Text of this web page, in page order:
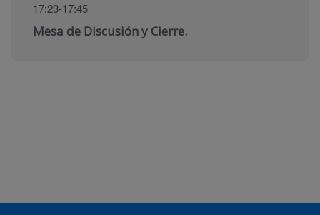
17:23-17:45
Mesa de Discusión y Cierre.